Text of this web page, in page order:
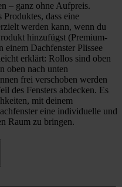
– ganz ohne Aufpreis.
dass eine
werden kann, wenn du
hinzufügst (Premium-
einem Dachfenster Plissee
erklärt: Rollos sind oben
oben nach unten
frei verschoben werden
des Fensters abdecken. Es
mit deinem
eine individuelle und
Raum zu bringen.